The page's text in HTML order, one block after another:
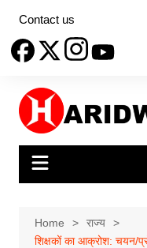
content
Contact us
Home
राज्य
शिक्षकों का आक्रोश: चयन/